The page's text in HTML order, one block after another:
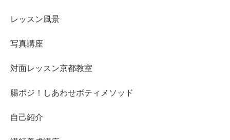
レッスン風景
写真講座
対面レッスン京都教室
腸ポジ！しあわせボティメソッド
自己紹介